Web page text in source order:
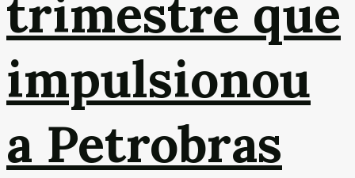
trimestre que
impulsionou
a Petrobras